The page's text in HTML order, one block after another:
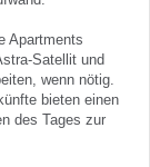
Apartments
Satellit und
wenn nötig.
bieten einen
des Tages zur